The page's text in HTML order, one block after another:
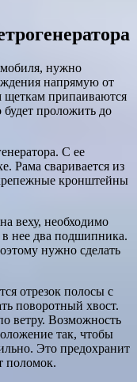
нужно
напрямую от
щеткам припаиваются
проложить до
С ее
Рама сваривается из
кронштейны
веху, необходимо
в нее два подшипника.
нужно сделать
отрезок полосы с
поворотный хвост.
ветру. Возможность
так, чтобы
Это предохранит
поломок.